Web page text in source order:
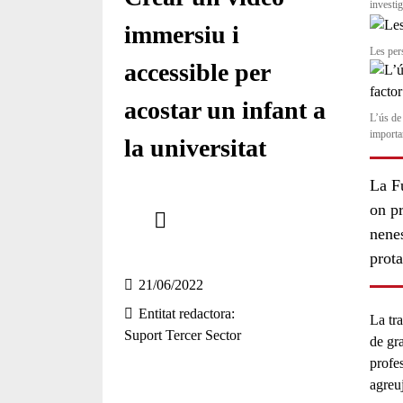
immersiu i
accessible per
acostar un infant a
la universitat
21/06/2022
Entitat redactora
Suport Tercer Sector
Les
L’ús
La
on
La
de